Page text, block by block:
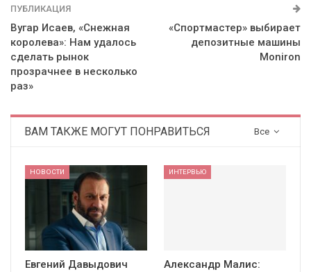
ПУБЛИКАЦИЯ
Вугар Исаев, «Снежная
королева»: Нам удалось
сделать рынок
прозрачнее в несколько
раз»
«Спортмастер» выбирает
депозитные машины
Moniron
Все
ВАМ ТАКЖЕ МОГУТ ПОНРАВИТЬСЯ
НОВОСТИ
Евгений Давыдович
ИНТЕРВЬЮ
Александр Малис: